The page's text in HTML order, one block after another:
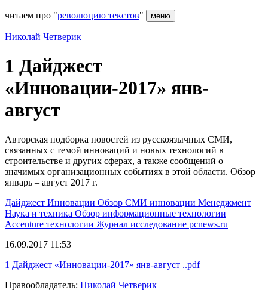
читаем про "революцию текстов" меню
Николай Четверик
1 Дайджест
«Инновации-2017» янв-
август
Авторская подборка новостей из русскоязычных СМИ,
связанных с темой инноваций и новых технологий в
строительстве и других сферах, а также сообщений о
значимых организационных событиях в этой области. Обзор
январь – август 2017 г.
Дайджест Инновации Обзор СМИ инновации Менеджмент
Наука и техника Обзор информационные технологии
Accenture технологии Журнал исследование pcnews.ru
16.09.2017 11:53
1 Дайджест «Инновации-2017» янв-август ..pdf
Правообладатель: Николай Четверик